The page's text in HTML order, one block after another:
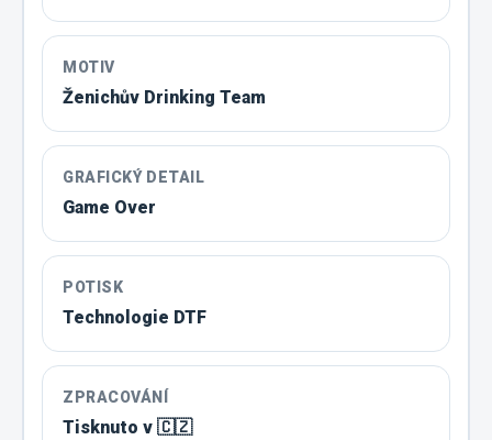
MOTIV
Ženichův Drinking Team
GRAFICKÝ DETAIL
Game Over
POTISK
Technologie DTF
ZPRACOVÁNÍ
Tisknuto v 🇨🇿